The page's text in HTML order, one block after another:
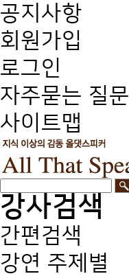
공지사항
회원가입
로그인
자주묻는 질문
사이트맵
강사검색
간편검색
강연 주제별